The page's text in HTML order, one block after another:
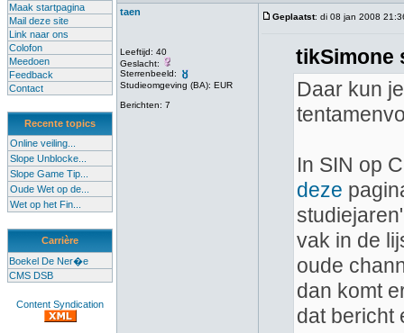
Maak startpagina
Mail deze site
Link naar ons
Colofon
Meedoen
Feedback
Contact
Recente topics
Online veiling...
Slope Unblocke...
Slope Game Tip...
Oude Wet op de...
Wet op het Fin...
Carrière
Boekel De Ner�e
CMS DSB
Content Syndication
taen
Leeftijd: 40
Geslacht:
Sterrenbeeld:
Studieomgeving (BA): EUR
Berichten: 7
Geplaatst: di 08 jan 2008
tikSimone
Daar kun
In SIN op
deze
vak in de
oude
dan komt
dat bericht